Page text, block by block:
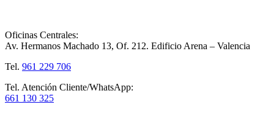
Oficinas Centrales:
Av. Hermanos Machado 13, Of. 212. Edificio Arena – Valencia
Tel. 961 229 706
Tel. Atención Cliente/WhatsApp:
661 130 325